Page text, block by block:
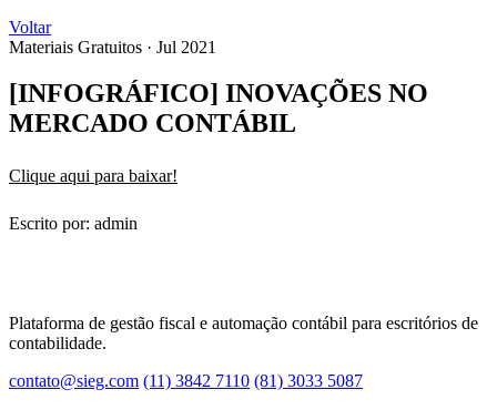
Voltar
Materiais Gratuitos · Jul 2021
[INFOGRÁFICO] INOVAÇÕES NO
MERCADO CONTÁBIL
Clique aqui para baixar!
Escrito por: admin
Plataforma de gestão fiscal e automação contábil para escritórios de
contabilidade.
contato@sieg.com (11) 3842 7110 (81) 3033 5087